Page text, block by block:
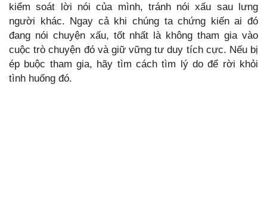
kiểm soát lời nói của mình, tránh nói xấu sau lưng
người khác. Ngay cả khi chúng ta chứng kiến ai đó
đang nói chuyện xấu, tốt nhất là không tham gia vào
cuộc trò chuyện đó và giữ vững tư duy tích cực. Nếu bị
ép buộc tham gia, hãy tìm cách tìm lý do để rời khỏi
tình huống đó.